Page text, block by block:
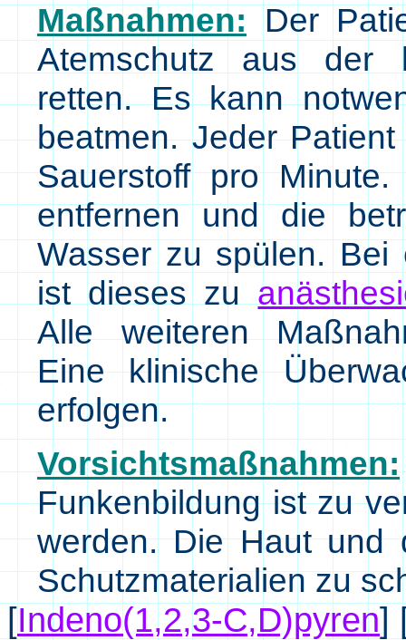
Maßnahmen: Der
Atemschutz aus der
retten. Es kann
beatmen. Jeder
Sauerstoff pro
entfernen und die
Wasser zu spülen. Bei
ist dieses zu
Alle weiteren
Eine klinische
erfolgen.
Vorsichtsmaßnahmen:
Funkenbildung ist zu
werden. Die Haut und
Schutzmaterialien zu
[Indeno(1,2,3-C,D)pyren]